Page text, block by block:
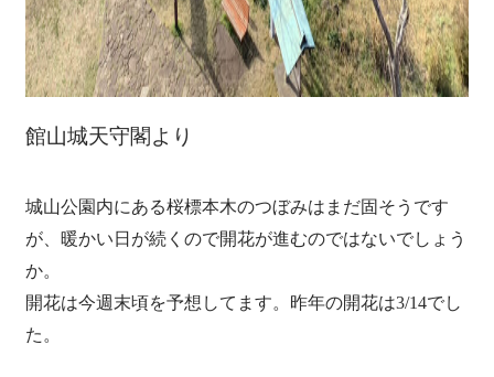
館山城天守閣より
城山公園内にある桜標本木のつぼみはまだ固そうです
が、暖かい日が続くので開花が進むのではないでしょう
か。
開花は今週末頃を予想してます。昨年の開花は3/14でし
た。